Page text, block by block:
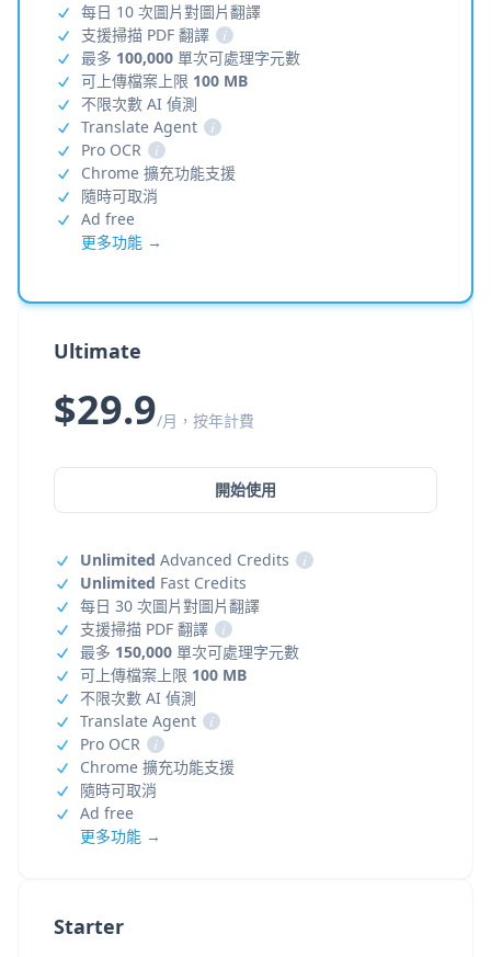
Starter
每日 10 次圖片對圖片翻譯
支援掃描 PDF 翻譯
i
最多 100,000 單次可處理字元數
可上傳檔案上限 100 MB
不限次數 AI 偵測
Translate Agent
i
Pro OCR
i
Chrome 擴充功能支援
隨時可取消
Ad free
更多功能 →
Ultimate
$29.9/月，按年計費
開始使用
Unlimited Advanced Credits
i
Unlimited Fast Credits
每日 30 次圖片對圖片翻譯
支援掃描 PDF 翻譯
i
最多 150,000 單次可處理字元數
可上傳檔案上限 100 MB
不限次數 AI 偵測
Translate Agent
i
Pro OCR
i
Chrome 擴充功能支援
隨時可取消
Ad free
更多功能 →